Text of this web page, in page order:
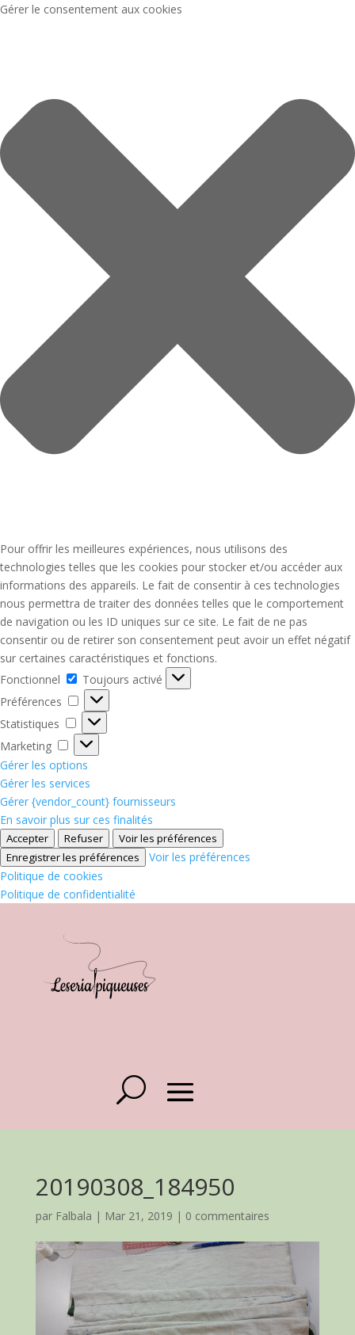
Gérer le consentement aux cookies
Pour offrir les meilleures expériences, nous utilisons des
technologies telles que les cookies pour stocker et/ou accéder aux
informations des appareils. Le fait de consentir à ces technologies
nous permettra de traiter des données telles que le comportement
de navigation ou les ID uniques sur ce site. Le fait de ne pas
consentir ou de retirer son consentement peut avoir un effet négatif
sur certaines caractéristiques et fonctions.
Fonctionnel
Fonctionnel
Toujours activé
Préférences
Préférences
Statistiques
Statistiques
Marketing
Marketing
Gérer les options
Gérer les services
Gérer {vendor_count} fournisseurs
En savoir plus sur ces finalités
Accepter Refuser
Voir les préférences
Enregistrer les préférences
Voir les préférences
Politique de cookies
Politique de confidentialité
20190308_184950
par Falbala | Mar 21, 2019 | 0 commentaires